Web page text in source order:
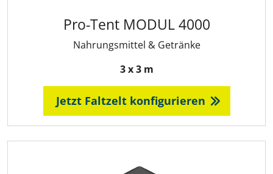
Pro-Tent MODUL 4000
Nahrungsmittel & Getränke
3 x 3 m
Jetzt Faltzelt konfigurieren